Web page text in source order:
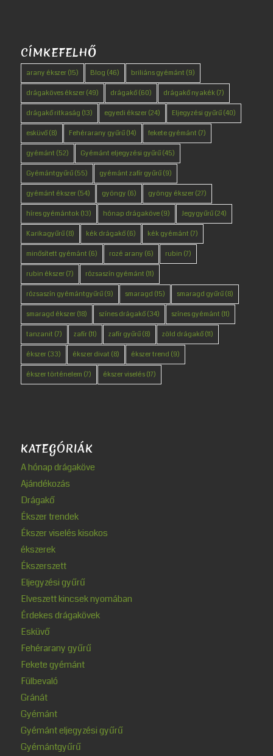
CÍMKEFELHŐ
arany ékszer(15) Blog (46) briliáns gyémánt (9)
drágaköves ékszer(49) drágakő(60) drágakő nyakék(7)
drágakő ritkaság (13) egyedi ékszer(24) Eljegyzési gyűrű(40)
esküvő(8) Fehérarany gyűrű(14) fekete gyémánt (7)
gyémánt (52) Gyémánt eljegyzési gyűrű(45)
Gyémántgyűrű(55) gyémánt zafír gyűrű(9)
gyémánt ékszer(54) gyöngy (6) gyöngy ékszer(27)
híres gyémántok(13) hónap drágaköve(9) Jegygyűrű(24)
Karikagyűrű(8) kék drágakő(6) kék gyémánt (7)
minősített gyémánt (6) rozé arany (6) rubin (7)
rubin ékszer(7) rózsaszín gyémánt (11)
rózsaszín gyémántgyűrű(9) smaragd (15) smaragd gyűrű(8)
smaragd ékszer(18) színes drágakő(34) színes gyémánt (11)
tanzanit (7) zafír(11) zafír gyűrű(8) zöld drágakő(11)
ékszer(33) ékszer divat (8) ékszer trend (9)
ékszer történelem (7) ékszer viselés(17)
KATEGÓRIÁK
A hónap drágaköve
Ajándékozás
Drágakő
Ékszer trendek
Ékszer viselés kisokos
ékszerek
Ékszerszett
Eljegyzési gyűrű
Elveszett kincsek nyomában
Érdekes drágakövek
Esküvő
Fehérarany gyűrű
Fekete gyémánt
Fülbevaló
Gránát
Gyémánt
Gyémánt eljegyzési gyűrű
Gyémántgyűrű